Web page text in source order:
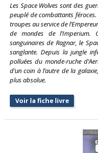
Les Space Wolves sont des
peuplé de combattants
troupes au service de
de mondes de l’Imperium.
sanguinaires de Ragnar, le
sanglante. Depuis la jungle
polluées du monde-ruche
d’un coin à l’autre de la
plus absolue.
Voir la fiche livre